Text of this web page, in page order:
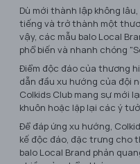
Dù mới thành lập không
tiếng và trở thành một
vậy, các mẫu balo Local
phổ biến và nhanh chóng
Điểm độc đáo của thương
dẫn đầu xu hướng của đội
Colkids Club mang sự mới
khuôn hoặc lặp lại các ý
Để đáp ứng xu hướng,
kế độc đáo, đặc trưng cho
balo Local Brand phản